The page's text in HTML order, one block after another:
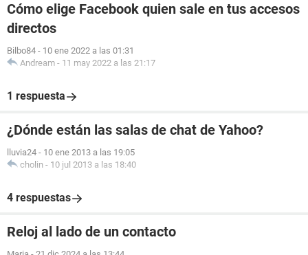
Cómo elige Facebook quien sale en tus accesos
directos
Bilbo84 - 10 ene 2022 a las 01:31
Andream - 11 may 2022 a las 21:17
1 respuesta
¿Dónde están las salas de chat de Yahoo?
lluvia24 - 10 ene 2013 a las 19:05
cholin - 10 jul 2013 a las 18:40
4 respuestas
Reloj al lado de un contacto